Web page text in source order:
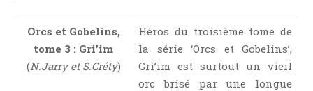
Sociologie
Surnaturel
Swaps Et Challenges
Orcs et Gobelins,
tome 3 : Gri’im
(N.Jarry et S.Créty)
Héros du troisième tome de
la série ‘Orcs et Gobelins’,
Gri’im est surtout un vieil
orc brisé par une longue